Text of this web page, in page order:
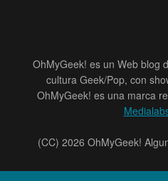
OhMyGeek! es un Web blog
cultura Geek/Pop, con
OhMyGeek! es una marca
(CC) 2026 OhMyGeek!